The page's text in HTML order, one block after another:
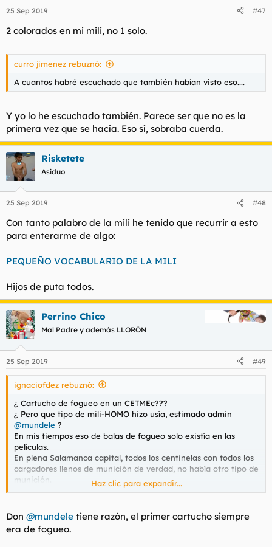
e
:
25 Sep 2019 #47
2 colorados en mi mili, no 1 solo.
curro jimenez rebuznó:
A cuantos habré escuchado que también habían visto eso....
Y yo lo he escuchado también. Parece ser que no es la
primera vez que se hacía. Eso sí, sobraba cuerda.
Risketete
Asiduo
25 Sep 2019 #48
Con tanto palabro de la mili he tenido que recurrir a esto
para enterarme de algo:
PEQUEÑO VOCABULARIO DE LA MILI
Hijos de puta todos.
Perrino Chico
Mal Padre y además LLORÓN
25 Sep 2019 #49
ignaciofdez rebuznó:
¿ Cartucho de fogueo en un CETMEc???
¿ Pero que tipo de mili-HOMO hizo usía, estimado admin
@mundele ?
En mis tiempos eso de balas de fogueo solo existía en las
películas.
En plena Salamanca capital, todos los centinelas con todos los
cargadores llenos de munición de verdad, no había otro tipo de
munición.
En varios cambios de guardia , se quedaban cartuchos en la
entregar el arma, hubo ciertos momentos lol hacia el techo.
Ka®milicias de la lusitania
Haz clic para expandir...
Don @mundele tiene razón, el primer cartucho siempre
era de fogueo.